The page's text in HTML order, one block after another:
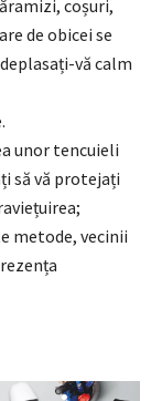
coșuri,
de obicei se
vă calm
unor tencuieli
să vă protejați
metode, vecinii